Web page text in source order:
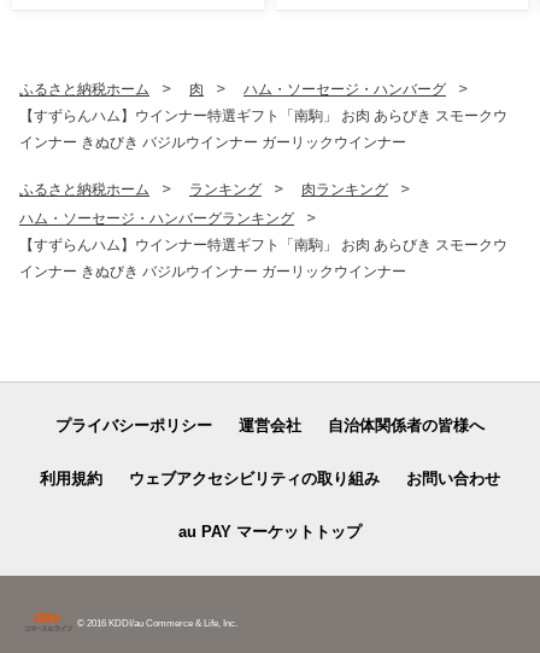
ふるさと納税ホーム 肉
ハム・ソーセージ・ハンバーグ
【すずらんハム】ウインナー特選ギフト「南駒」 お肉 あらびき スモークウ
インナー きぬびき バジルウインナー ガーリックウインナー
ふるさと納税ホーム ランキング
肉ランキング
ハム・ソーセージ・ハンバーグランキング
【すずらんハム】ウインナー特選ギフト「南駒」 お肉 あらびき スモークウ
インナー きぬびき バジルウインナー ガーリックウインナー
プライバシーポリシー 運営会社 自治体関係者の皆様へ
利用規約 ウェブアクセシビリティの取り組み お問い合わせ
au PAY マーケットトップ
© 2016 KDDI/au Commerce & Life, Inc.